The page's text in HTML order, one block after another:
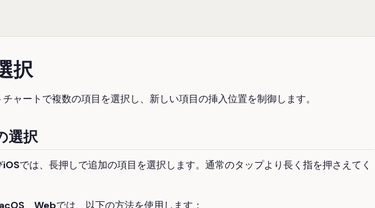
択
ャートで複数の項目を選択し、新しい項目の挿入位置を制御します。
選択
iOSでは、長押しで追加の項目を選択します。通常のタップより長く指を押さえてく
、 Webでは、以下の方法を使用します：